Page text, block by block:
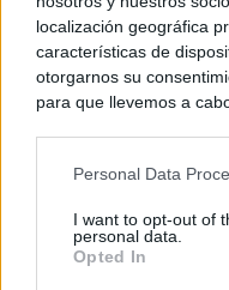
localización geográfica
características de
otorgarnos su
para que llevemos a
negar su
de su consentimiento,
rechazar tal
Personal Data
I want to opt-out of
personal data.
Opted In